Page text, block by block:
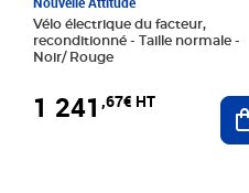
Vélo électrique du facteur,
reconditionné - Taille normale -
Noir/ Rouge
1 241 ,67€ HT